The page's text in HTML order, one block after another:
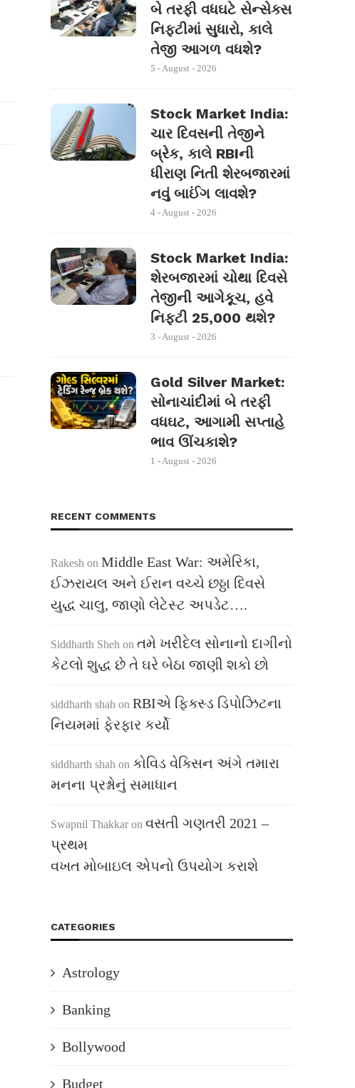
બે તરફી વધઘટે સેન્સેક્સ
નિફ્ટીમાં સુધારો, કાલે
તેજી આગળ વધશે?
5 - August - 2026
Stock Market India:
ચાર દિવસની તેજીને
બ્રેક, કાલે RBIની
ધીરાણ નિતી શેરબજારમાં
નવું બાઈંગ લાવશે?
4 - August - 2026
Stock Market India:
શેરબજારમાં ચોથા દિવસે
તેજીની આગેકૂચ, હવે
નિફ્ટી 25,000 થશે?
3 - August - 2026
Gold Silver Market:
સોનાચાંદીમાં બે તરફી
વધઘટ, આગામી સપ્તાહે
ભાવ ઊંચકાશે?
1 - August - 2026
RECENT COMMENTS
Rakesh on Middle East War: અમેરિકા,
ઈઝરાયલ અને ઈરાન વચ્ચે છઠ્ઠા દિવસે
યુદ્ધ ચાલુ, જાણો લેટેસ્ટ અપડેટ….
Siddharth Sheh on તમે ખરીદેલ સોનાનો દાગીનો
કેટલો શુદ્ધ છે તે ઘરે બેઠા જાણી શકો છો
siddharth shah on RBIએ ફિક્સ્ડ ડિપોઝિટના
નિયમમાં ફેરફાર કર્યો
siddharth shah on કોવિડ વેક્સિન અંગે તમારા
મનના પ્રશ્નોનું સમાધાન
Swapnil Thakkar on વસતી ગણતરી 2021 –
પ્રથમ
વખત મોબાઇલ એપનો ઉપયોગ કરાશે
CATEGORIES
Astrology
Banking
Bollywood
Budget